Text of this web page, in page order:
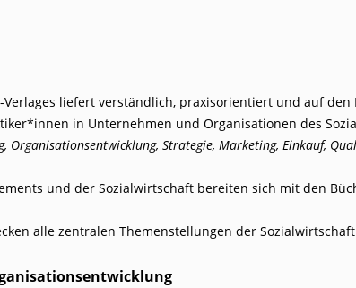
Verlages liefert verständlich, praxisorientiert und auf
in Unternehmen und Organisationen des
Organisationsentwicklung, Strategie, Marketing, Einkauf,
und der Sozialwirtschaft bereiten sich mit den
alle zentralen Themenstellungen der